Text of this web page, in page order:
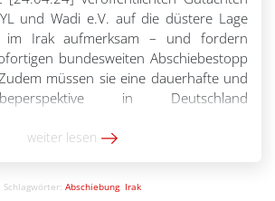
und Wadi e.V. auf die düstere Lage
im Irak aufmerksam – und fordern
bundesweiten Abschiebestopp
müssen sie eine dauerhafte und
in Deutschland
der Jesid*innen als Völkermord
weiter lesen
Schlagwörter: Abschiebung, Irak